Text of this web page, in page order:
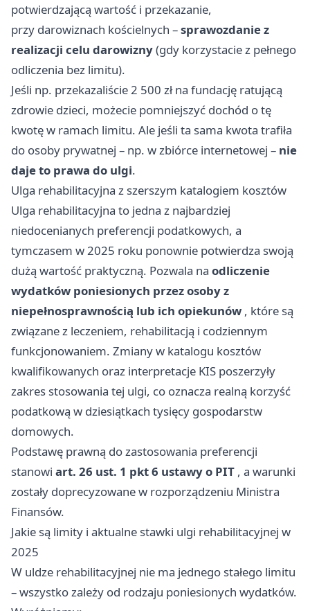
potwierdzającą wartość i przekazanie,
przy darowiznach kościelnych –sprawozdanie z
realizacji celu darowizny(gdy korzystacie z pełnego
odliczenia bez limitu).
Jeśli np. przekazaliście 2 500 zł na fundację ratującą
zdrowie dzieci, możecie pomniejszyć dochód o tę
kwotę w ramach limitu. Ale jeśli ta sama kwota trafiła
do osoby prywatnej – np. w zbiórce internetowej – nie
daje to prawa do ulgi.
Ulga rehabilitacyjna z szerszym katalogiem kosztów
Ulga rehabilitacyjna to jedna z najbardziej
niedocenianych preferencji podatkowych, a
tymczasem w 2025 roku ponownie potwierdza swoją
dużą wartość praktyczną. Pozwala na odliczenie
wydatków poniesionych przez osoby z
niepełnosprawnością lub ich opiekunów , które są
związane z leczeniem, rehabilitacją i codziennym
funkcjonowaniem. Zmiany w katalogu kosztów
kwalifikowanych oraz interpretacje KIS poszerzyły
zakres stosowania tej ulgi, co oznacza realną korzyść
podatkową w dziesiątkach tysięcy gospodarstw
domowych.
Podstawę prawną do zastosowania preferencji
stanowi art. 26 ust. 1 pkt 6 ustawy o PIT , a warunki
zostały doprecyzowane w rozporządzeniu Ministra
Finansów.
Jakie są limity i aktualne stawki ulgi rehabilitacyjnej w
2025
W uldze rehabilitacyjnej nie ma jednego stałego limitu
– wszystko zależy od rodzaju poniesionych wydatków.